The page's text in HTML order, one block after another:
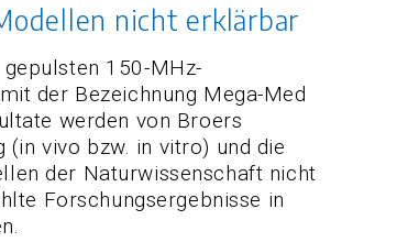
nicht erklärbar
150-MHz-
der Bezeichnung Mega-Med
werden von Broers
vivo bzw. in vitro) und die
der Naturwissenschaft nicht
Forschungsergebnisse in